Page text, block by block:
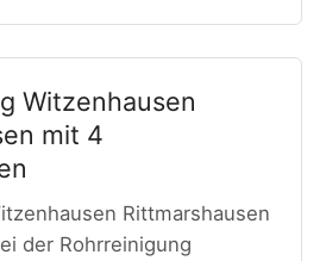
Witzenhausen
mit 4
Rittmarshausen
der Rohrreinigung